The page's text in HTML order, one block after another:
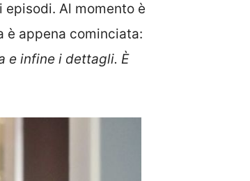
Al momento è
appena cominciata:
e infine i dettagli. È